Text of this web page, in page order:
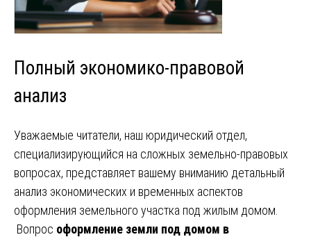
Полный экономико-правовой
анализ
Уважаемые читатели, наш юридический отдел,
специализирующийся на сложных земельно-правовых
вопросах, представляет вашему вниманию детальный
анализ экономических и временных аспектов
оформления земельного участка под жилым домом.
Вопрос оформление земли под домом в